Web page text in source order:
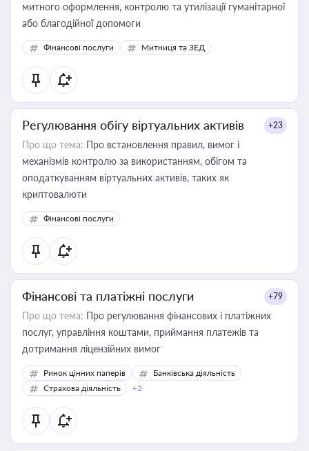
митного оформлення, контролю та утилізації гуманітарної
або благодійної допомоги
Фінансові послуги Митниця та ЗЕД
Регулювання обігу віртуальних активів +23
Про що тема: Про встановлення правил, вимог і
механізмів контролю за використанням, обігом та
оподаткуванням віртуальних активів, таких як
криптовалюти
Фінансові послуги
Фінансові та платіжні послуги +79
Про що тема: Про регулювання фінансових і платіжних
послуг, управління коштами, приймання платежів та
дотримання ліцензійних вимог
Ринок цінних паперів
Банківська діяльність
Страхова діяльність
+2